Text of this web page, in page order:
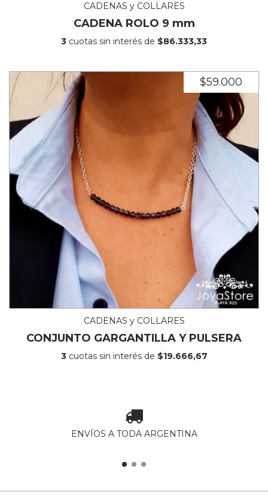
CADENAS y COLLARES
CADENA ROLO 9 mm
3 cuotas sin interés de $86.333,33
$59.000
CADENAS y COLLARES
CONJUNTO GARGANTILLA Y PULSERA
3cuotas sin interés de $19.666,67
ENVÍOS A TODA ARGENTINA